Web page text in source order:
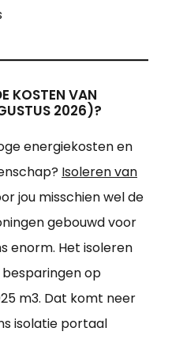
KOSTEN VAN
2026)?
energiekosten en
Isoleren van
jou misschien wel de
gebouwd voor
enorm. Het isoleren
op
m3. Dat komt neer
isolatie portaal